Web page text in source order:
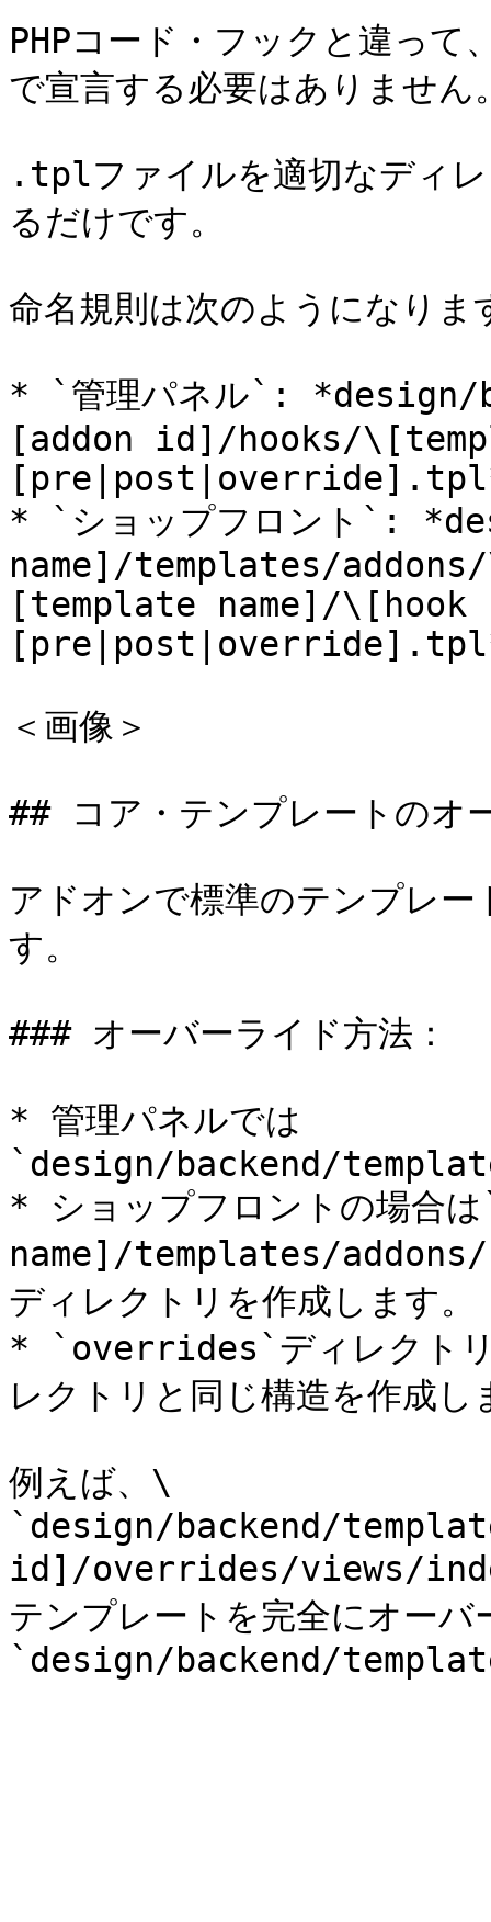
PHPコード・フックと違っ
で宣言する必要はありませ
.tplファイルを適切なディレ
るだけです。
命名規則は次のようになりま
* `管理パネル`: *design/
[addon id]/hooks/
* `ショップフロント`:
name]/templates/
[template name]/\[hook
＜画像＞
## コア・テンプレートのオ
アドオンで標準のテンプレ
す。
### オーバーライド方法：
* 管理パネルでは
`design/backend/
* ショップフロントの場
name]/templates/
ディレクトリを作成します。
* `overrides`ディレクトリ
レクトリと同じ構造を作成し
例えば、\
`design/backend/
id]/overrides/views/
テンプレートを完全にオー